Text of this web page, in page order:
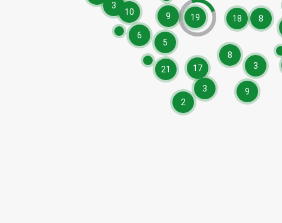
10
18
3
19
21
3
9
5
9
6
17
8
8
2
3